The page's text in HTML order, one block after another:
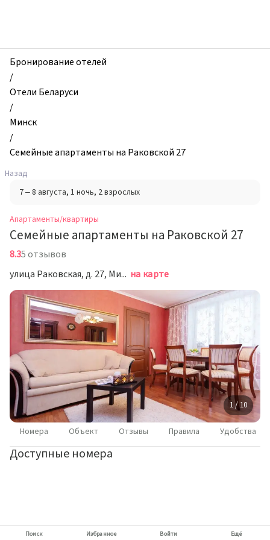
и
квартиры,
Семейные
апартаменты
на
Раковской
27,
Минск,
Беларусь
Бронирование отелей
/
Отели Беларуси
/
Минск
/
Семейные апартаменты на Раковской 27
Назад
7 – 8 августа, 1 ночь, 2 взрослых
Апартаменты/квартиры
Семейные апартаменты на Раковской 27
8.35 отзывов
улица Раковская, д. 27, Минск на карте
1 / 10
Номера Объект Отзывы Правила Удобства
Доступные номера
Поиск Избранное Войти Ещё